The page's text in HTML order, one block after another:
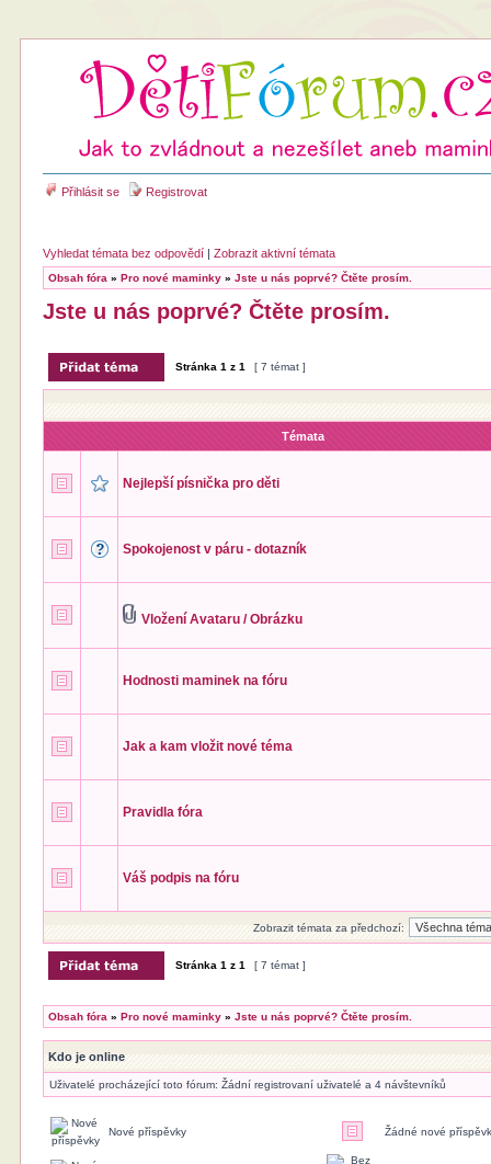
Přihlásit se Registrovat
Vyhledat témata bez odpovědí |Zobrazit aktivní témata
Obsah fóra »Pro nové maminky »Jste u nás poprvé? Čtěte prosím.
Jste u nás poprvé? Čtěte prosím.
Stránka1 z1 [ 7 témat ]
Témata
Nejlepší písnička pro děti
Spokojenost v páru - dotazník
Vložení Avataru / Obrázku
Hodnosti maminek na fóru
Jak a kam vložit nové téma
Pravidla fóra
Váš podpis na fóru
Zobrazit témata za předchozí:
Stránka1 z1 [ 7 témat ]
Obsah fóra »Pro nové maminky »Jste u nás poprvé? Čtěte prosím.
Kdo je online
Uživatelé procházející toto fórum: Žádní registrovaní uživatelé a 4 návštevníků
Nové příspěvky Žádné nové